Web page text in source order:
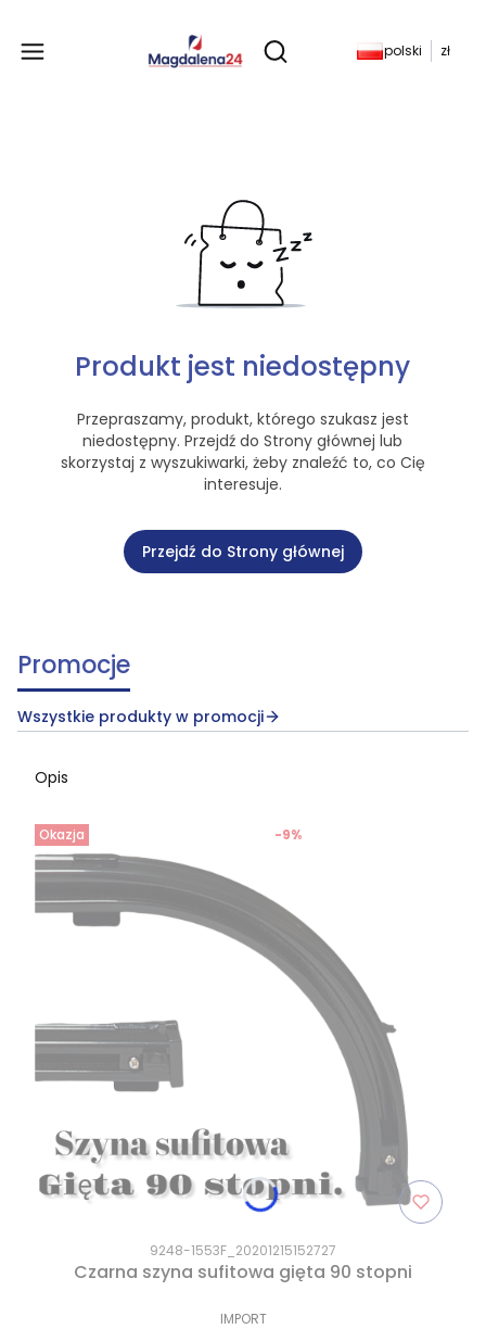
Otwórz wyszukiwarkę
Produkty w
polski zł
Produkt jest niedostępny
Przepraszamy, produkt, którego szukasz jest
niedostępny. Przejdź do Strony głównej lub
skorzystaj z wyszukiwarki, żeby znaleźć to, co Cię
interesuje.
Przejdź do Strony głównej
Promocje
Wszystkie produkty w promocji
Opis
Okazja
9248-1553F_20201215152727
Czarna szyna sufitowa gięta 90 stopni
IMPORT
-9%